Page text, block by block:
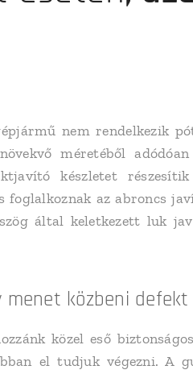
nem rendelkezik
méretéből
készletet
az abroncs
által keletkezett luk
közbeni defekt
közel eső
el tudjuk végezni. A